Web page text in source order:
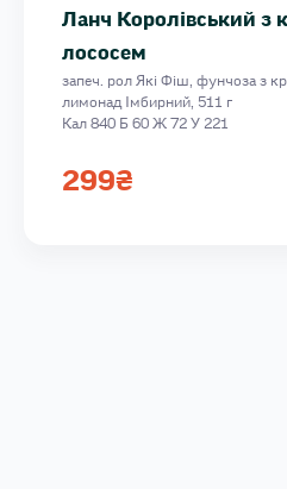
Ланч Королівський з
лососем
запеч. рол Які Фіш, фунчоза з
лимонад Імбирний, 511 г
Кал 840 Б 60 Ж 72 У 221
299₴